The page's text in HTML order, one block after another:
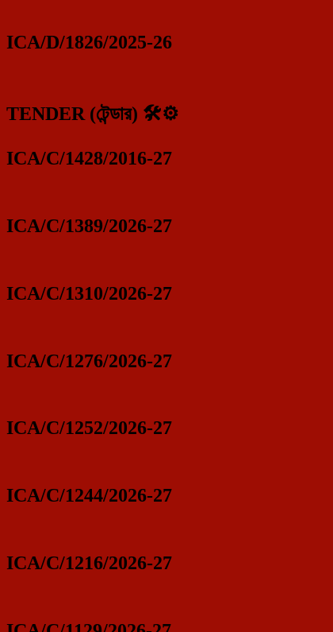
ICA/D/1826/2025-26
TENDER (টেন্ডার) 🛠️⚙️
ICA/C/1428/2016-27
ICA/C/1389/2026-27
ICA/C/1310/2026-27
ICA/C/1276/2026-27
ICA/C/1252/2026-27
ICA/C/1244/2026-27
ICA/C/1216/2026-27